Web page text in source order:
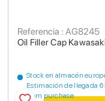
Oil Filler Cap
Referencia : AG8245
Stock en almacén
Estimación de llegada 6
from purchase